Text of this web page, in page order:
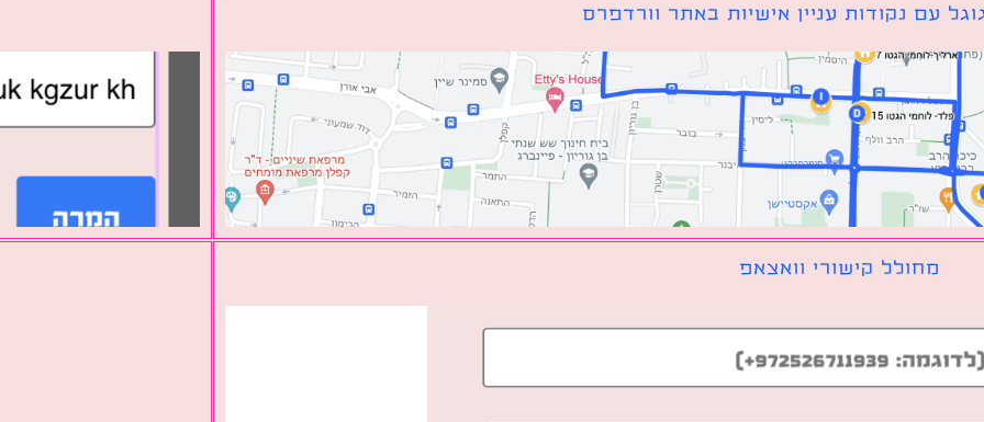
עם נקודות עניין אישיות באתר וורדפרס
מחולל קישורי וואצאפ